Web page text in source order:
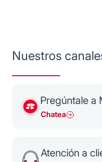
Nuestros
Pregúntale a
Chatea
Atención a